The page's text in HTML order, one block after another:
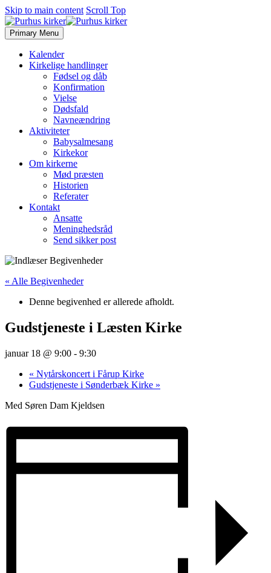
Skip to main content Scroll Top
Primary Menu
Kalender
Kirkelige handlinger
Fødsel og dåb
Konfirmation
Vielse
Dødsfald
Navneændring
Aktiviteter
Babysalmesang
Kirkekor
Om kirkerne
Mød præsten
Historien
Referater
Kontakt
Ansatte
Meninghedsråd
Send sikker post
« Alle Begivenheder
Denne begivenhed er allerede afholdt.
Gudstjeneste i Læsten Kirke
januar 18 @ 9:00 - 9:30
« Nytårskoncert i Fårup Kirke
Gudstjeneste i Sønderbæk Kirke »
Med Søren Dam Kjeldsen